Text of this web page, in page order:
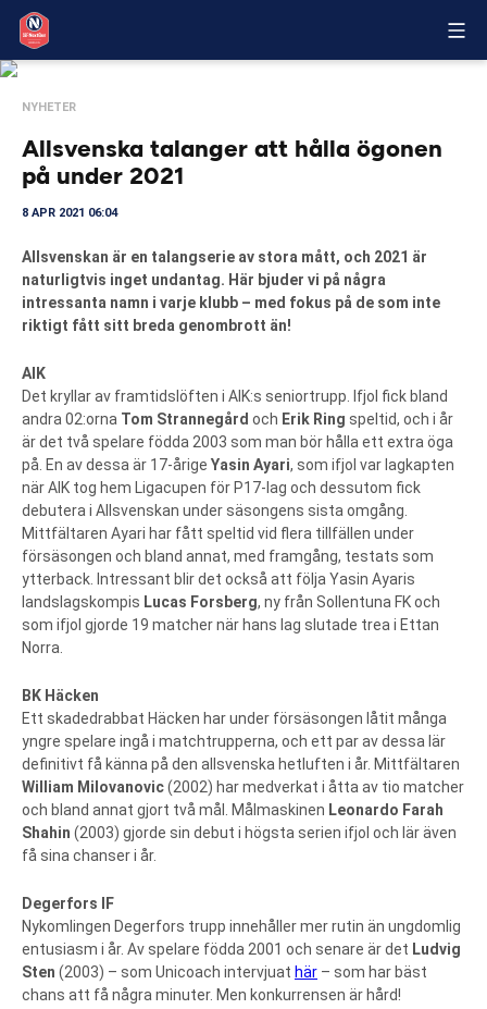
NYHETER
Allsvenska talanger att hålla ögonen
på under 2021
8 APR 2021 06:04
Allsvenskan är en talangserie av stora mått, och 2021 är
naturligtvis inget undantag. Här bjuder vi på några
intressanta namn i varje klubb – med fokus på de som inte
riktigt fått sitt breda genombrott än!
AIK
Det kryllar av framtidslöften i AIK:s seniortrupp. Ifjol fick bland
andra 02:orna Tom Strannegård och Erik Ring speltid, och i år
är det två spelare födda 2003 som man bör hålla ett extra öga
på. En av dessa är 17-årige Yasin Ayari, som ifjol var lagkapten
när AIK tog hem Ligacupen för P17-lag och dessutom fick
debutera i Allsvenskan under säsongens sista omgång.
Mittfältaren Ayari har fått speltid vid flera tillfällen under
försäsongen och bland annat, med framgång, testats som
ytterback. Intressant blir det också att följa Yasin Ayaris
landslagskompis Lucas Forsberg, ny från Sollentuna FK och
som ifjol gjorde 19 matcher när hans lag slutade trea i Ettan
Norra.
BK Häcken
Ett skadedrabbat Häcken har under försäsongen låtit många
yngre spelare ingå i matchtrupperna, och ett par av dessa lär
definitivt få känna på den allsvenska hetluften i år. Mittfältaren
William Milovanovic(2002) har medverkat i åtta av tio matcher
och bland annat gjort två mål. Målmaskinen Leonardo Farah
Shahin (2003) gjorde sin debut i högsta serien ifjol och lär även
få sina chanser i år.
Degerfors IF
Nykomlingen Degerfors trupp innehåller mer rutin än ungdomlig
entusiasm i år. Av spelare födda 2001 och senare är det Ludvig
Sten (2003) – som Unicoach intervjuat här – som har bäst
chans att få några minuter. Men konkurrensen är hård!